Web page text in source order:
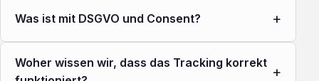
Was ist mit DSGVO und Consent? +
Woher wissen wir, dass das Tracking korrekt
+